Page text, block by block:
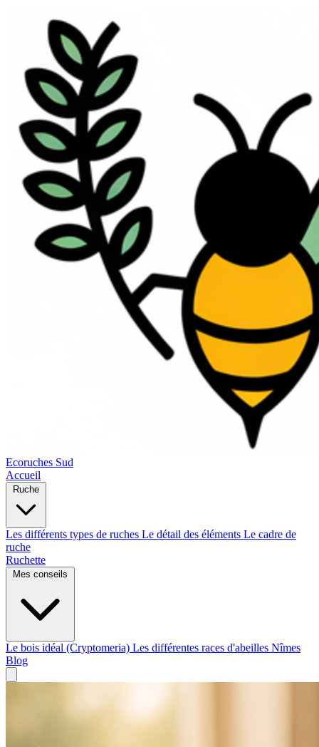
Ecoruches Sud
Accueil
Les différents types de ruches Le détail des éléments Le cadre de
ruche
Ruchette
Le bois idéal (Cryptomeria) Les différentes races d'abeilles Nîmes
Blog